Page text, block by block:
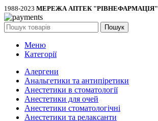
1988-2023 МЕРЕЖА АПТЕК "РІВНЕФАРМАЦІЯ"
Пошук
Меню
Категорії
Алергени
Анальгетики та антипіретики
Анестетики в стоматології
Анестетики для очей
Анестетики стоматологічні
Анестетики та релаксанти